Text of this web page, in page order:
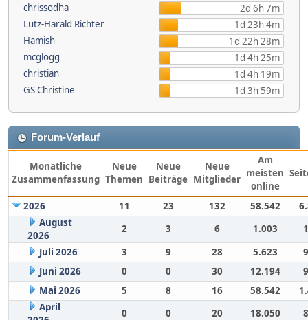
chrissodha
2d 6h 7m
Lutz-Harald Richter
1d 23h 4m
Hamish
1d 22h 28m
mcglogg
1d 4h 25m
christian
1d 4h 19m
GS Christine
1d 3h 59m
Forum-Verlauf
Monatliche
Zusammenfassung
Neue
Themen
Neue
Beiträge
Neue
Mitglieder
Am
meisten
online
2026 11 23 132 58.542
August
2026
2 3 6 1.003
Juli 2026
3 9 28 5.623
Juni 2026
0 0 30 12.194
Mai 2026
5 8 16 58.542
April
0 0 20 18.050